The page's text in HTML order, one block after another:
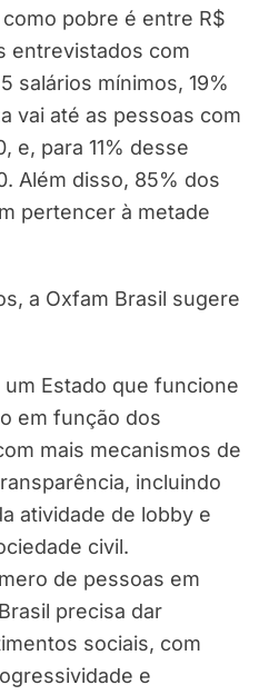
pobre é entre R$
entrevistados com
salários mínimos, 19%
vai até as pessoas com
e, para 11% desse
Além disso, 85% dos
pertencer à metade
a Oxfam Brasil sugere
Estado que funcione
em função dos
mais mecanismos de
incluindo
atividade de lobby e
civil.
de pessoas em
precisa dar
sociais, com
e